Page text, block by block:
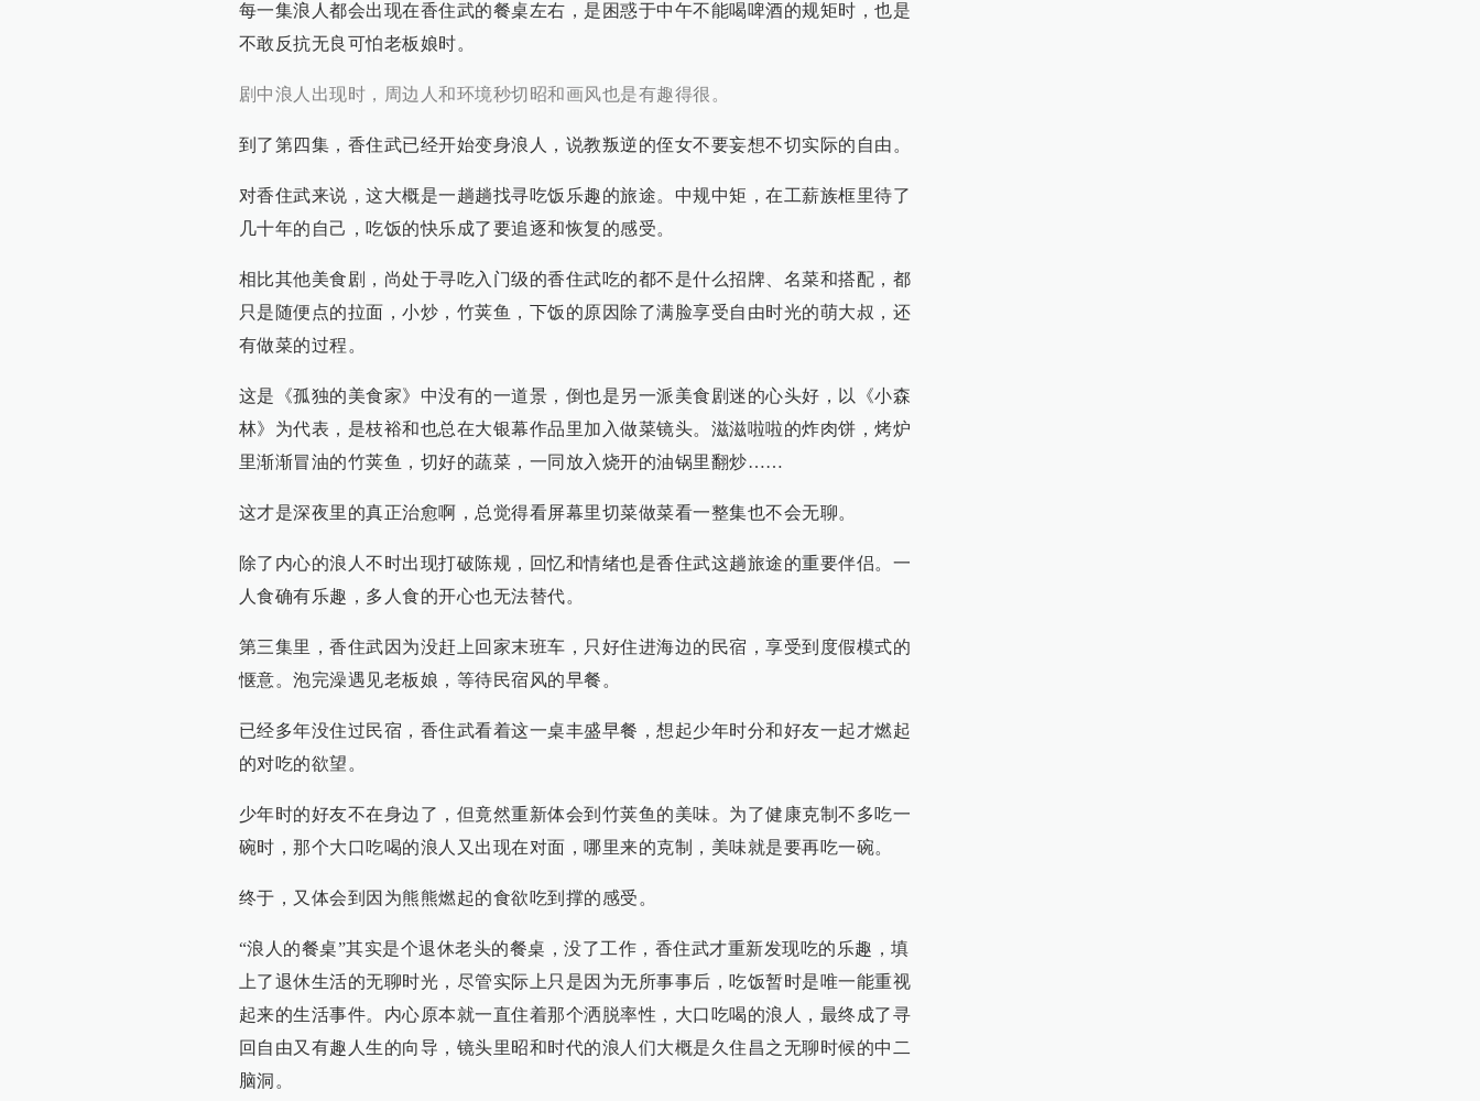
每一集浪人都会出现在香住武的餐桌左右，是困惑于中午不能喝啤酒的规矩时，也是
不敢反抗无良可怕老板娘时。
剧中浪人出现时，周边人和环境秒切昭和画风也是有趣得很。
到了第四集，香住武已经开始变身浪人，说教叛逆的侄女不要妄想不切实际的自由。
对香住武来说，这大概是一趟趟找寻吃饭乐趣的旅途。中规中矩，在工薪族框里待了
几十年的自己，吃饭的快乐成了要追逐和恢复的感受。
相比其他美食剧，尚处于寻吃入门级的香住武吃的都不是什么招牌、名菜和搭配，都
只是随便点的拉面，小炒，竹荚鱼，下饭的原因除了满脸享受自由时光的萌大叔，还
有做菜的过程。
这是《孤独的美食家》中没有的一道景，倒也是另一派美食剧迷的心头好，以《小森
林》为代表，是枝裕和也总在大银幕作品里加入做菜镜头。滋滋啦啦的炸肉饼，烤炉
里渐渐冒油的竹荚鱼，切好的蔬菜，一同放入烧开的油锅里翻炒……
这才是深夜里的真正治愈啊，总觉得看屏幕里切菜做菜看一整集也不会无聊。
除了内心的浪人不时出现打破陈规，回忆和情绪也是香住武这趟旅途的重要伴侣。一
人食确有乐趣，多人食的开心也无法替代。
第三集里，香住武因为没赶上回家末班车，只好住进海边的民宿，享受到度假模式的
惬意。泡完澡遇见老板娘，等待民宿风的早餐。
已经多年没住过民宿，香住武看着这一桌丰盛早餐，想起少年时分和好友一起才燃起
的对吃的欲望。
少年时的好友不在身边了，但竟然重新体会到竹荚鱼的美味。为了健康克制不多吃一
碗时，那个大口吃喝的浪人又出现在对面，哪里来的克制，美味就是要再吃一碗。
终于，又体会到因为熊熊燃起的食欲吃到撑的感受。
“浪人的餐桌”其实是个退休老头的餐桌，没了工作，香住武才重新发现吃的乐趣，填
上了退休生活的无聊时光，尽管实际上只是因为无所事事后，吃饭暂时是唯一能重视
起来的生活事件。内心原本就一直住着那个洒脱率性，大口吃喝的浪人，最终成了寻
回自由又有趣人生的向导，镜头里昭和时代的浪人们大概是久住昌之无聊时候的中二
脑洞。